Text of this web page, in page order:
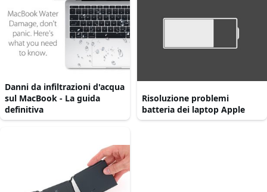
Danni da infiltrazioni d'acqua
sul MacBook - La guida
definitiva
Risoluzione problemi
batteria dei laptop Apple